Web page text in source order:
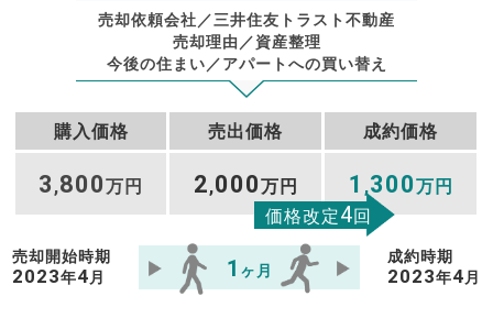
売却依頼会社／三井住友トラスト不動産
売却理由／資産整理
今後の住まい／アパートへの買い替え
購入価格 売出価格 成約価格
3 ,800万円 2,000万円 1 ,300万円
価格改定4回
売却開始時期
2023年4 月 1 ヶ月
成約時期
2023年4 月